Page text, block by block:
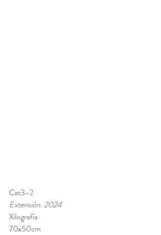
Cat3-2
Extensión. 2024
Xilografía
70x50cm